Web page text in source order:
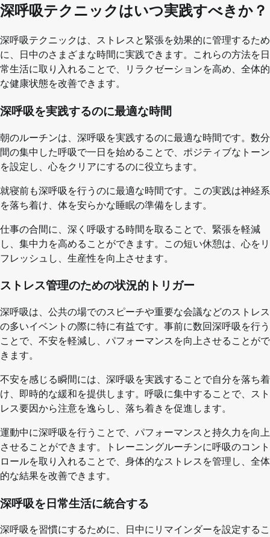
深呼吸テクニックはいつ実践すべきか？
深呼吸テクニックは、ストレスと緊張を効果的に管理するため
に、日中のさまざまな時間に実践できます。これらの方法を日
常生活に取り入れることで、リラクゼーションを高め、全体的
な健康状態を改善できます。
深呼吸を実践するのに最適な時間
朝のルーチンは、深呼吸を実践するのに最適な時間です。数分
間の集中した呼吸で一日を始めることで、ポジティブなトーン
を設定し、心をクリアにするのに役立ちます。
就寝前も深呼吸を行うのに最適な時間です。この実践は神経系
を落ち着け、体を安らかな睡眠の準備をします。
仕事の合間に、深く呼吸する時間を取ることで、緊張を軽減
し、集中力を高めることができます。この短い休憩は、心をリ
フレッシュし、生産性を向上させます。
ストレス管理のための状況的トリガー
深呼吸は、公共の場でのスピーチや重要な会議などのストレス
の多いイベントの際に特に有益です。事前に数回深呼吸を行う
ことで、不安を軽減し、パフォーマンスを向上させることがで
きます。
不安を感じる瞬間には、深呼吸を実践することで自分を落ち着
け、即時的な緩和を提供します。呼吸に集中することで、スト
レス要因から注意を逸らし、落ち着きを促進します。
運動中に深呼吸を行うことで、パフォーマンスと持久力を向上
させることができます。トレーニングルーチンに呼吸のコント
ロールを取り入れることで、身体的なストレスを管理し、全体
的な結果を改善できます。
深呼吸を日常生活に統合する
深呼吸を習慣にするために、日中にリマインダーを設定するこ